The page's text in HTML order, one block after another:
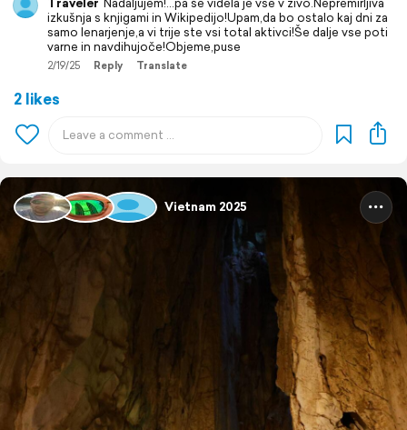
izkušnja s knjigami in Wikipedijo!Upam,da bo ostalo kaj dni za
samo lenarjenje,a vi trije ste vsi total aktivci!Še dalje vse poti
varne in navdihujoče!Objeme,puse
2/19/25 Reply Translate
2 likes
Vietnam 2025